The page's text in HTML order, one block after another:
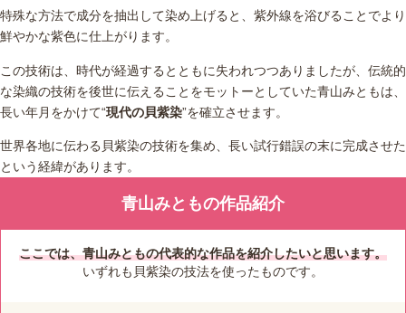
特殊な方法で成分を抽出して染め上げると、紫外線を浴びることでより
鮮やかな紫色に仕上がります。
この技術は、時代が経過するとともに失われつつありましたが、伝統的
な染織の技術を後世に伝えることをモットーとしていた青山みともは、
長い年月をかけて“現代の貝紫染”を確立させます。
世界各地に伝わる貝紫染の技術を集め、長い試行錯誤の末に完成させた
という経緯があります。
青山みともの作品紹介
ここでは、青山みともの代表的な作品を紹介したいと思います。
いずれも貝紫染の技法を使ったものです。